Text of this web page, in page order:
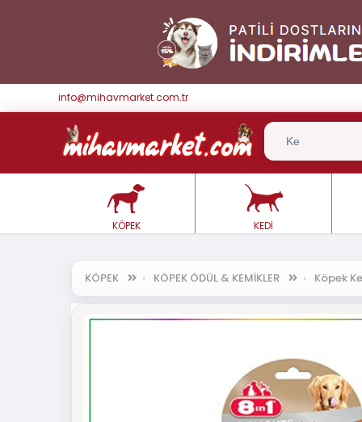
info@mihavmarket.com.tr
KÖPEK KEDİ
KÖPEK KÖPEK ÖDÜL & KEMİKLER Köpek